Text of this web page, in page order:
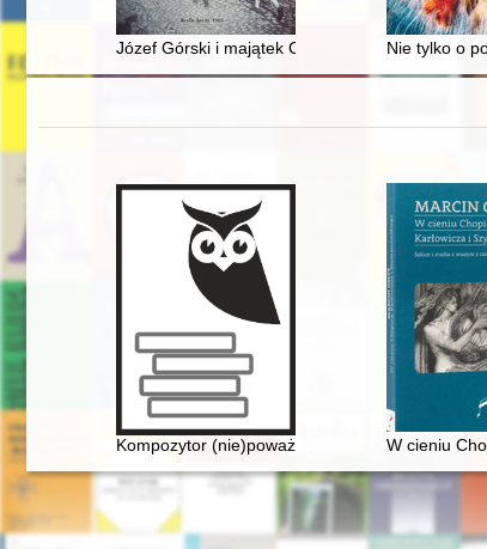
Józef Górski i majątek Ceranów pod okupacją
Nie tylko o
Kompozytor (nie)poważny. Poczucie humoru
W cieniu